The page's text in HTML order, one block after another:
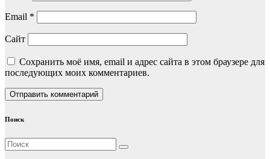
Email *
Сайт
Сохранить моё имя, email и адрес сайта в этом браузере для
последующих моих комментариев.
Поиск